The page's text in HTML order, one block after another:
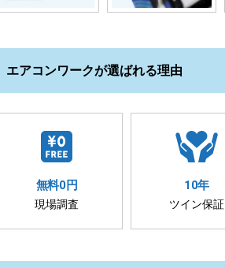
エアコンワークが選ばれる理由
無料0円
現場調査
10年
ツイン保証